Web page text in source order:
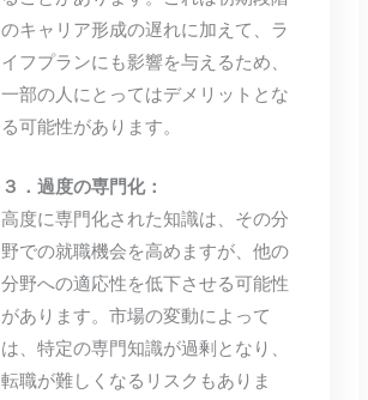
のキャリア形成の遅れに加えて、ラ
イフプランにも影響を与えるため、
一部の人にとってはデメリットとな
る可能性があります。
３．過度の専門化：
高度に専門化された知識は、その分
野での就職機会を高めますが、他の
分野への適応性を低下させる可能性
があります。市場の変動によって
は、特定の専門知識が過剰となり、
転職が難しくなるリスクもありま